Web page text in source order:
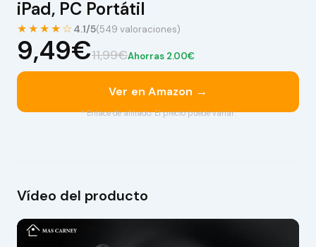
iPad, PC Portátil
★★★★☆ 4.1/5(549 valoraciones)
9,49€11,99€Ahorras 2.00€
Ver en Amazon →
* Enlace de afiliado. El precio puede variar.
Vídeo del producto